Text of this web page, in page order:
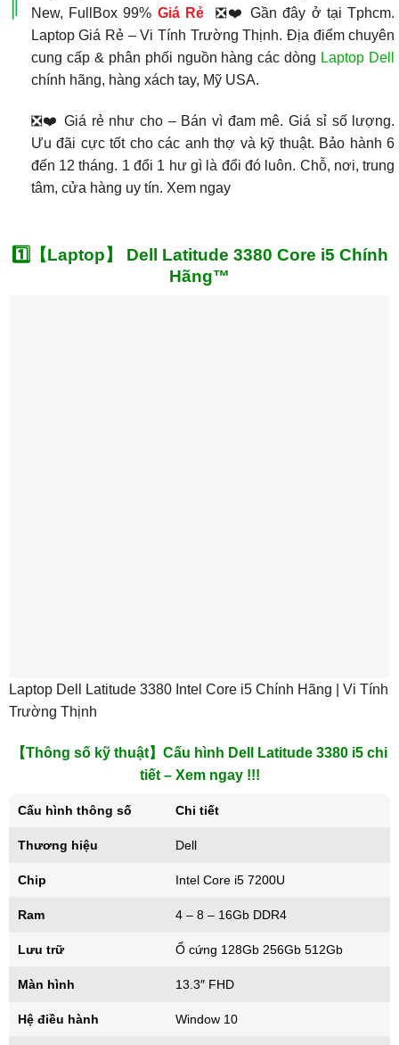
New, FullBox 99% Giá Rẻ ❎❤️ Gần đây ở tại Tphcm.
Laptop Giá Rẻ – Vi Tính Trường Thịnh. Địa điểm chuyên
cung cấp & phân phối nguồn hàng các dòng Laptop Dell
chính hãng, hàng xách tay, Mỹ USA.
❎❤️ Giá rẻ như cho – Bán vì đam mê. Giá sỉ số lượng.
Ưu đãi cực tốt cho các anh thợ và kỹ thuật. Bảo hành 6
đến 12 tháng. 1 đổi 1 hư gì là đổi đó luôn. Chỗ, nơi, trung
tâm, cửa hàng uy tín. Xem ngay
1️⃣【Laptop】 Dell Latitude 3380 Core i5 Chính
Hãng™
Laptop Dell Latitude 3380 Intel Core i5 Chính Hãng | Vi Tính
Trường Thịnh
【Thông số kỹ thuật】Cấu hình Dell Latitude 3380 i5 chi
tiết – Xem ngay !!!
Cấu hình thông số Chi tiết
Thương hiệu Dell
Chip Intel Core i5 7200U
Ram 4 – 8 – 16Gb DDR4
Lưu trữ Ổ cứng 128Gb 256Gb 512Gb
Màn hình 13.3″ FHD
Hệ điều hành Window 10